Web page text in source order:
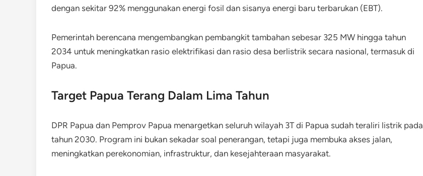
dengan sekitar 92% menggunakan energi fosil dan sisanya energi baru terbarukan (EBT).
Pemerintah berencana mengembangkan pembangkit tambahan sebesar 325 MW hingga tahun
2034 untuk meningkatkan rasio elektrifikasi dan rasio desa berlistrik secara nasional, termasuk di
Papua.
Target Papua Terang Dalam Lima Tahun
DPR Papua dan Pemprov Papua menargetkan seluruh wilayah 3T di Papua sudah teraliri listrik pada
tahun 2030. Program ini bukan sekadar soal penerangan, tetapi juga membuka akses jalan,
meningkatkan perekonomian, infrastruktur, dan kesejahteraan masyarakat.